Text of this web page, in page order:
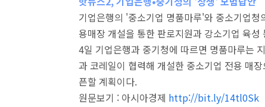
기업은행의 '중소기업 명품마루'와 중소기업
용매장 개설을 통한 판로지원과 강소기업 육
4일 기업은행과 중기청에 따르면 명품마루는
과 코레일이 협력해 개설한 중소기업 전용 매
픈할 계획이다.
원문보기 : 아시아경제 http://bit.ly/14tl0Sk